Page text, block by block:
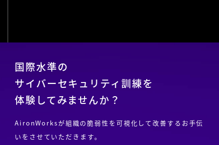
国際水準の
サイバーセキュリティ訓練を
体験してみませんか？
AironWorksが組織の脆弱性を可視化して改善するお手伝
いをさせていただきます。